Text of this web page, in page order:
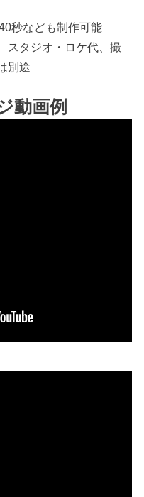
秒なども制作可能
スタジオ・ロケ代、撮
別途
動画例